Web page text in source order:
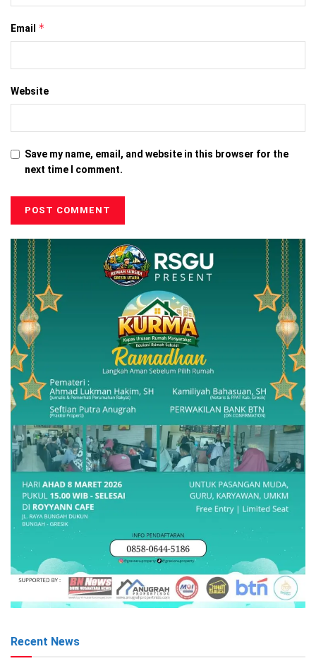
Email *
Website
Save my name, email, and website in this browser for the
next time I comment.
Recent News